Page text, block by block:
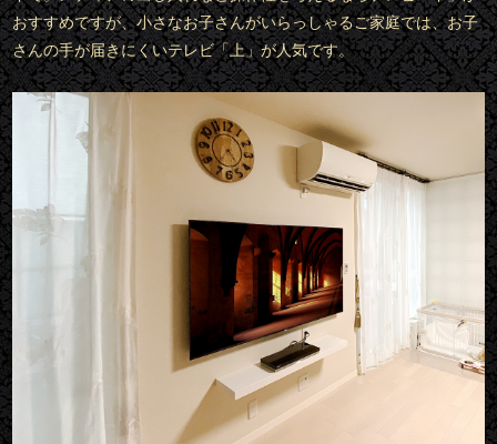
おすすめですが、小さなお子さんがいらっしゃるご家庭では、お子
さんの手が届きにくいテレビ「上」が人気です。